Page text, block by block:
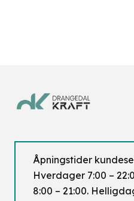
Åpningstider
Hverdager 7:00 –
8:00 – 21:00.